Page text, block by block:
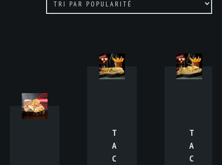
T
A
C
T
A
C